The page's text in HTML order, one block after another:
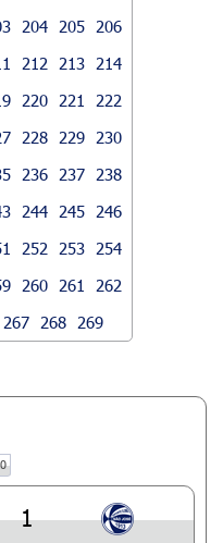
204 205
206
212 213
214
220 221
222
228 229
230
236 237
238
244 245
246
252 253
254
260 261
262
267 268 269
1